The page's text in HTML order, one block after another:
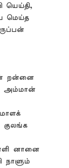
யெய்தி,
மெய்த
றன்னை
அம்மான்
குலங்க
னானை
நாளும்